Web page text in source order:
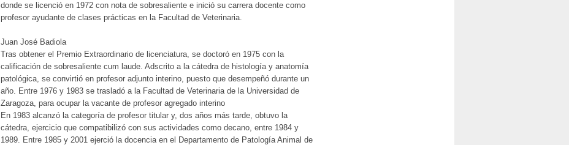
donde se licenció en 1972 con nota de sobresaliente e inició su carrera docente como
profesor ayudante de clases prácticas en la Facultad de Veterinaria.
Juan José Badiola
Tras obtener el Premio Extraordinario de licenciatura, se doctoró en 1975 con la
calificación de sobresaliente cum laude. Adscrito a la cátedra de histología y anatomía
patológica, se convirtió en profesor adjunto interino, puesto que desempeñó durante un
año. Entre 1976 y 1983 se trasladó a la Facultad de Veterinaria de la Universidad de
Zaragoza, para ocupar la vacante de profesor agregado interino
En 1983 alcanzó la categoría de profesor titular y, dos años más tarde, obtuvo la
cátedra, ejercicio que compatibilizó con sus actividades como decano, entre 1984 y
1989. Entre 1985 y 2001 ejerció la docencia en el Departamento de Patología Animal de